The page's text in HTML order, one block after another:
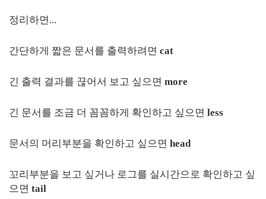
정리하면...
간단하게 짧은 문서를 출력하려면 cat
긴 출력 결과를 끊어서 보고 싶으면 more
긴 문서를 조금 더 꼼꼼하게 확인하고 싶으면 less
문서의 머리부분을 확인하고 싶으면 head
꼬리부분을 보고 싶거나 로그를 실시간으로 확인하고 싶
으면 tail